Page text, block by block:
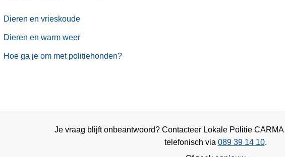
Dieren en vrieskoude
Dieren en warm weer
Hoe ga je om met politiehonden?
Je vraag blijft onbeantwoord? Contacteer Lokale Politie CARMA
telefonisch via 089 39 14 10.